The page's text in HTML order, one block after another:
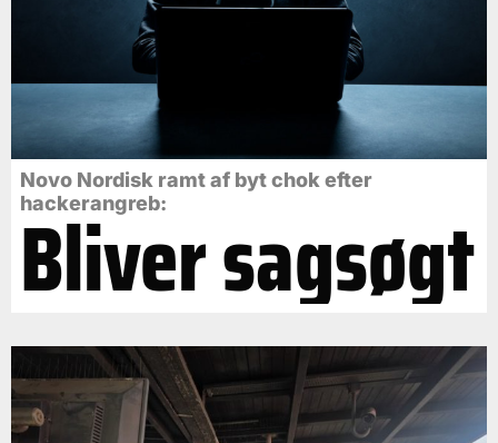
Novo Nordisk ramt af byt chok efter
hackerangreb:
Bliver sagsøgt